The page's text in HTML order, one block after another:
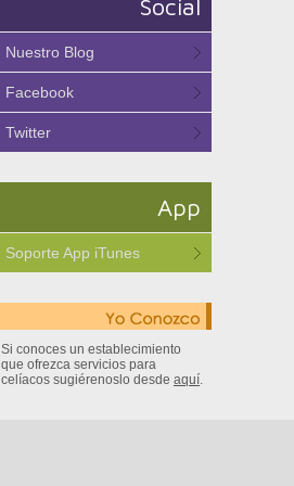
Social
Nuestro Blog
Facebook
Twitter
App
Soporte App iTunes
Si conoces un establecimiento
que ofrezca servicios para
celíacos sugiérenoslo desde aquí.